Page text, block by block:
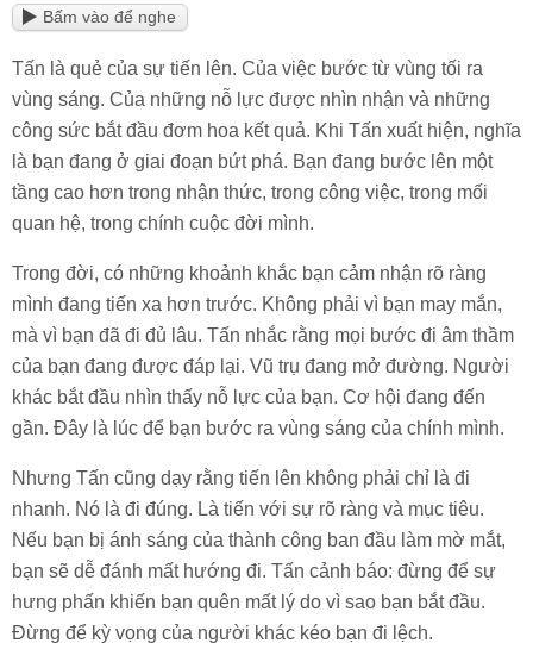
Bấm vào để nghe
Tấn là quẻ của sự tiến lên. Của việc bước từ vùng tối ra
vùng sáng. Của những nỗ lực được nhìn nhận và những
công sức bắt đầu đơm hoa kết quả. Khi Tấn xuất hiện, nghĩa
là bạn đang ở giai đoạn bứt phá. Bạn đang bước lên một
tầng cao hơn trong nhận thức, trong công việc, trong mối
quan hệ, trong chính cuộc đời mình.
Trong đời, có những khoảnh khắc bạn cảm nhận rõ ràng
mình đang tiến xa hơn trước. Không phải vì bạn may mắn,
mà vì bạn đã đi đủ lâu. Tấn nhắc rằng mọi bước đi âm thầm
của bạn đang được đáp lại. Vũ trụ đang mở đường. Người
khác bắt đầu nhìn thấy nỗ lực của bạn. Cơ hội đang đến
gần. Đây là lúc để bạn bước ra vùng sáng của chính mình.
Nhưng Tấn cũng dạy rằng tiến lên không phải chỉ là đi
nhanh. Nó là đi đúng. Là tiến với sự rõ ràng và mục tiêu.
Nếu bạn bị ánh sáng của thành công ban đầu làm mờ mắt,
bạn sẽ dễ đánh mất hướng đi. Tấn cảnh báo: đừng để sự
hưng phấn khiến bạn quên mất lý do vì sao bạn bắt đầu.
Đừng để kỳ vọng của người khác kéo bạn đi lệch.